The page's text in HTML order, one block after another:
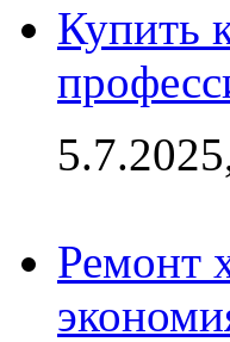
Купить
Ремонт